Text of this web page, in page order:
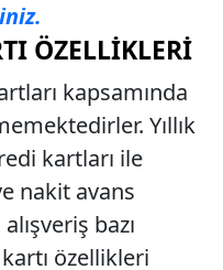
ÖZELLIKLERI
kapsamında
Yıllık
kartları ile
nakit avans
bazı
özellikleri